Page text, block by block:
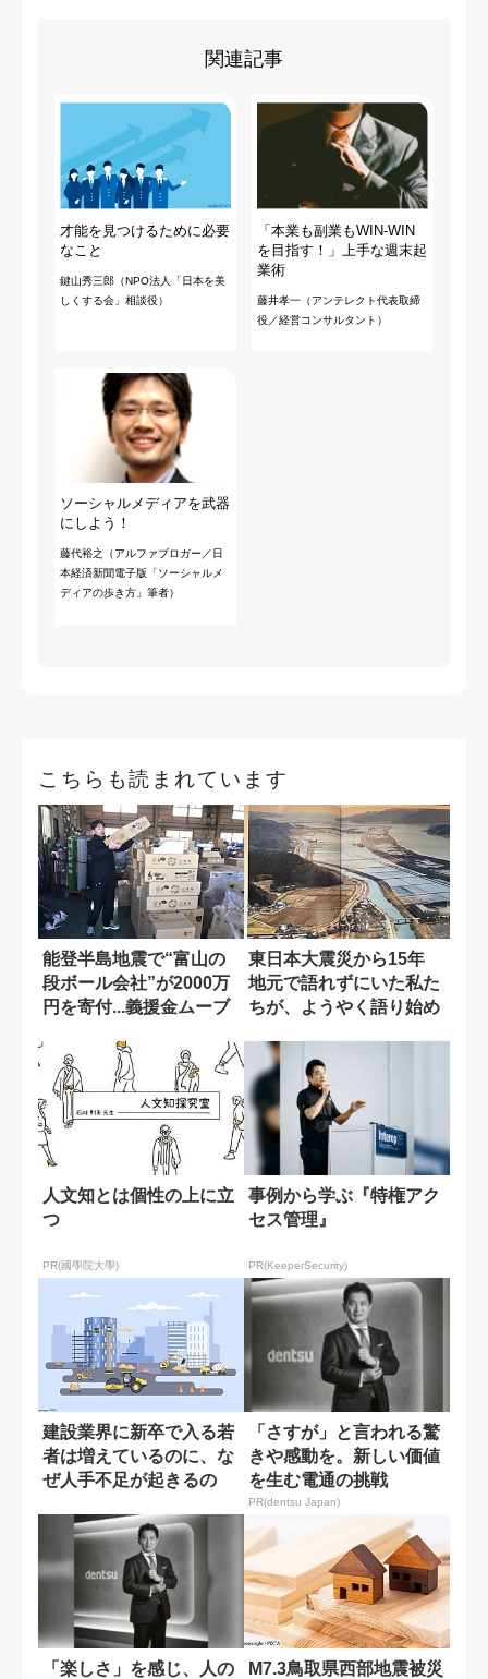
関連記事
才能を見つけるために必要
なこと
鍵山秀三郎（NPO法人「日本を美
しくする会」相談役）
「本業も副業もWIN-WIN
を目指す！」上手な週末起
業術
藤井孝一（アンテレクト代表取締
役／経営コンサルタント）
ソーシャルメディアを武器
にしよう！
藤代裕之（アルファブロガー／日
本経済新聞電子版「ソーシャルメ
ディアの歩き方」筆者）
こちらも読まれています
能登半島地震で“富山の
段ボール会社”が2000万
円を寄付...義援金ムーブ
東日本大震災から15年
地元で語れずにいた私た
ちが、ようやく語り始め
人文知とは個性の上に立
つ
PR(國學院大學)
事例から学ぶ『特権アク
セス管理』
PR(KeeperSecurity)
建設業界に新卒で入る若
者は増えているのに、な
ぜ人手不足が起きるの
「さすが」と言われる驚
きや感動を。新しい価値
を生む電通の挑戦
PR(dentsu Japan)
「楽しさ」を感じ、人の
M7.3鳥取県西部地震被災